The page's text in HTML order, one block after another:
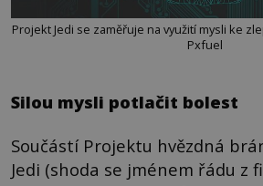
Projekt Jedi se zaměřuje na využití mysli ke
Pxfuel
Silou mysli potlačit bolest
Součástí Projektu hvězdná
Jedi (shoda se jménem řádu z